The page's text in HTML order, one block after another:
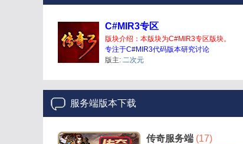
C#MIR3专区
版块介绍：本版块为C#MIR3专区版块。
专注于C#MIR3代码版本研究讨论
版主: 二次元
服务端版本下载
传奇服务端 (17)